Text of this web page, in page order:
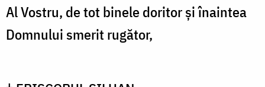
Al Vostru, de tot binele doritor și înaintea
Domnului smerit rugător,